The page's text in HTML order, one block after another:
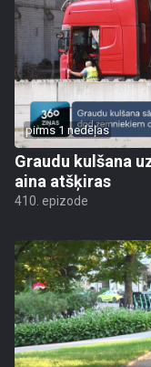
pirms 1 nedēļas
Graudu kulšana
aina atšķiras
410. epizode